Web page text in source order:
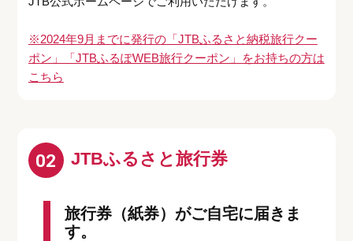
※2024年9月までに発行の「JTBふるさと納税旅行クー
ポン」「JTBふるぽWEB旅行クーポン」をお持ちの方は
こちら
02 JTBふるさと旅行券
旅行券（紙券）がご自宅に届きま
す。